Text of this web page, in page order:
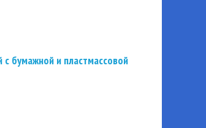
бумажной и пластмассовой